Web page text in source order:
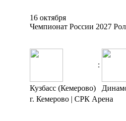
16 октября
Чемпионат России 2027
:
Кузбасс (Кемерово)
г. Кемерово | СРК Арена